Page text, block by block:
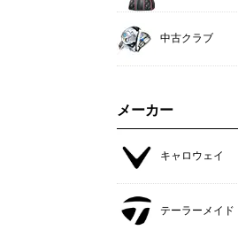
中古クラブ
メーカー
キャロウェイ
テーラーメイド